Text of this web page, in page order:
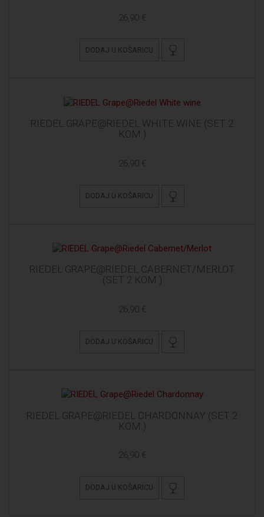
26,90 €
DODAJ U KOŠARICU
RIEDEL GRAPE@RIEDEL WHITE WINE (SET 2
KOM.)
26,90 €
DODAJ U KOŠARICU
RIEDEL GRAPE@RIEDEL CABERNET/MERLOT
(SET 2 KOM.)
26,90 €
DODAJ U KOŠARICU
RIEDEL GRAPE@RIEDEL CHARDONNAY (SET 2
KOM.)
26,90 €
DODAJ U KOŠARICU